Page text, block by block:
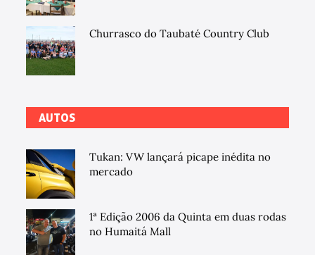
Churrasco do Taubaté Country Club
AUTOS
Tukan: VW lançará picape inédita no
mercado
1ª Edição 2006 da Quinta em duas rodas
no Humaitá Mall